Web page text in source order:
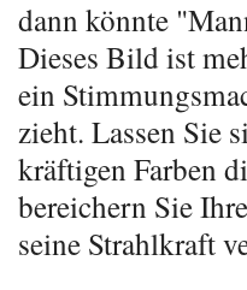
dann könnte
Dieses Bild ist
ein
zieht. Lassen Sie
kräftigen Farben
bereichern Sie
seine Strahlkraft